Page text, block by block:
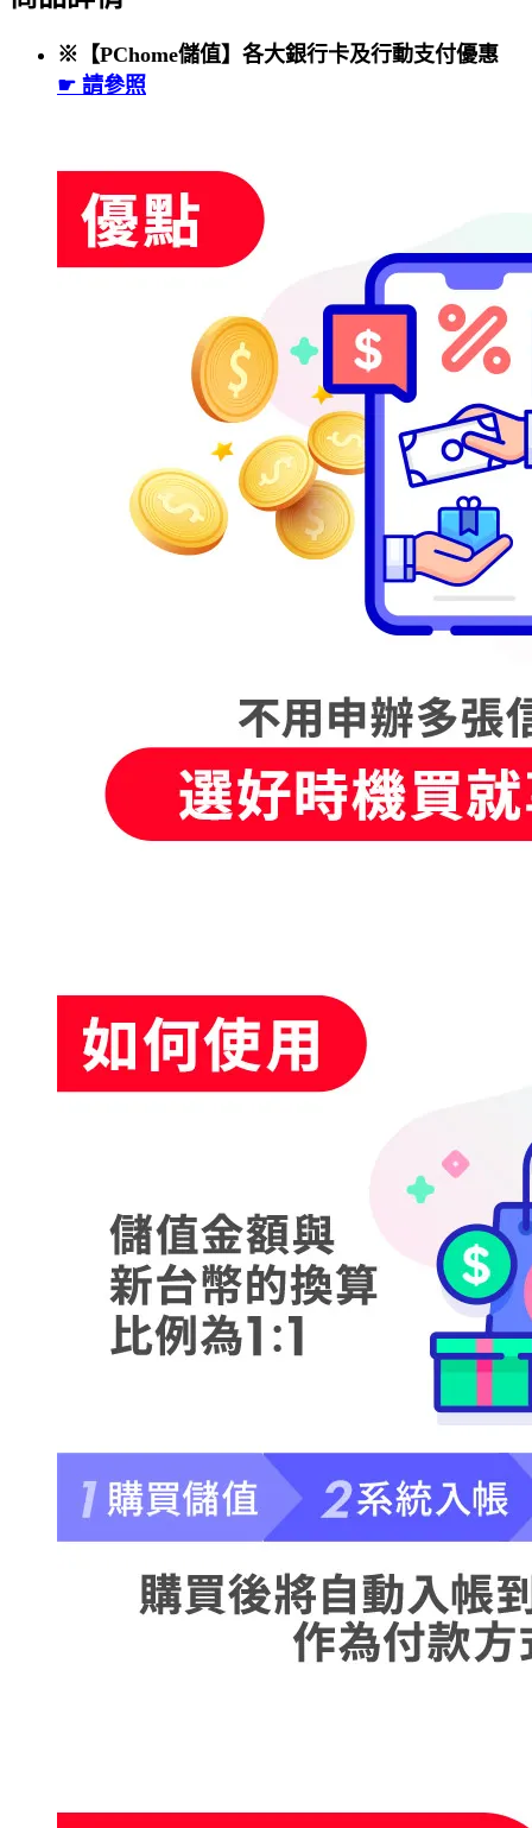
※【PChome儲值】各大銀行卡及行動支付優惠
☛ 請參照